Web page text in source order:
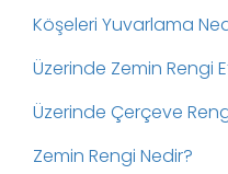
Köşeleri Yuvarlama
Üzerinde Zemin Rengi
Üzerinde Çerçeve
Zemin Rengi Nedir?